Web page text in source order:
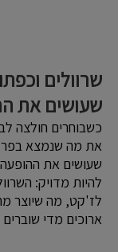
שרוולים
שעושים את
כשבוחרים חולצה
את מה שנמצא
שעושים את
לז'קט, מה שיוצר
ארוכים מדי